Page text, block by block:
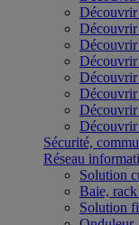
Sécurité,
Réseau
Solution
Baie,
Solution